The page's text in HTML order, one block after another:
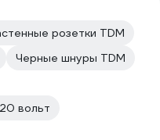
розетки TDM
Черные шнуры TDM
вольт